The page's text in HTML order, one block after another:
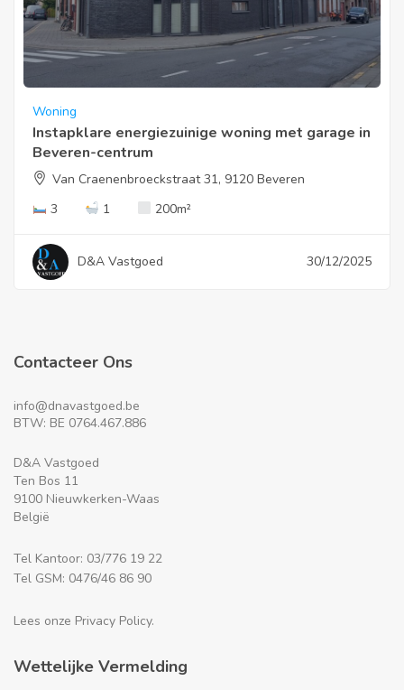
Woning
Instapklare energiezuinige woning met garage in
Beveren-centrum
Van Craenenbroeckstraat 31, 9120 Beveren
3
1 200m²
D&A Vastgoed 30/12/2025
Contacteer Ons
info@dnavastgoed.be
BTW: BE 0764.467.886
D&A Vastgoed
Ten Bos 11
9100 Nieuwkerken-Waas
België
Tel Kantoor: 03/776 19 22
Tel GSM: 0476/46 86 90
Lees onze Privacy Policy.
Wettelijke Vermelding